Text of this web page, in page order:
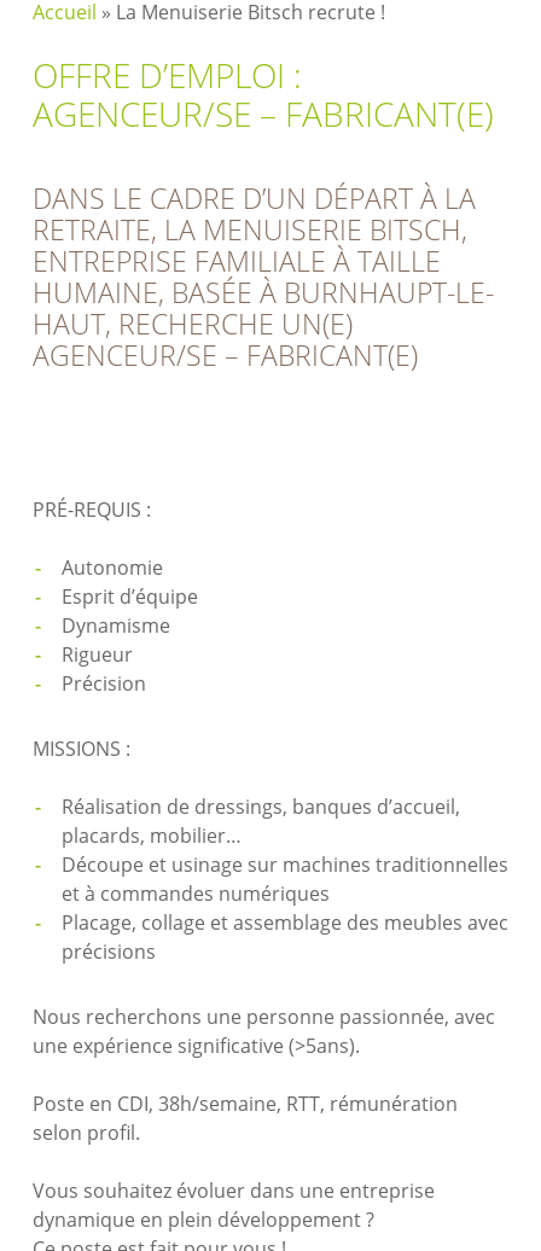
Accueil » La Menuiserie Bitsch recrute !
OFFRE D’EMPLOI :
AGENCEUR/SE – FABRICANT(E)
DANS LE CADRE D’UN DÉPART À LA
RETRAITE, LA MENUISERIE BITSCH,
ENTREPRISE FAMILIALE À TAILLE
HUMAINE, BASÉE À BURNHAUPT-LE-
HAUT, RECHERCHE UN(E)
AGENCEUR/SE – FABRICANT(E)
PRÉ-REQUIS :
Autonomie
Esprit d’équipe
Dynamisme
Rigueur
Précision
MISSIONS :
Réalisation de dressings, banques d’accueil,
placards, mobilier…
Découpe et usinage sur machines traditionnelles
et à commandes numériques
Placage, collage et assemblage des meubles avec
précisions
Nous recherchons une personne passionnée, avec
une expérience significative (>5ans).
Poste en CDI, 38h/semaine, RTT, rémunération
selon profil.
Vous souhaitez évoluer dans une entreprise
dynamique en plein développement ?